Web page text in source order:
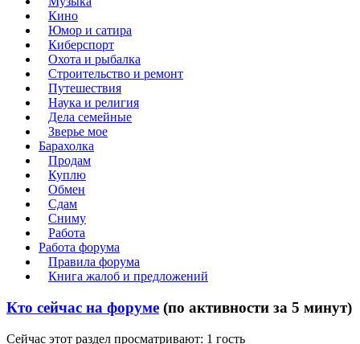
Кино
Юмор и сатира
Киберспорт
Охота и рыбалка
Строительство и ремонт
Путешествия
Наука и религия
Дела семейные
Зверье мое
Барахолка
Продам
Куплю
Обмен
Сдам
Сниму
Работа
Работа форума
Правила форума
Книга жалоб и предложений
Кто сейчас на форуме (по активности за 5 минут)
Сейчас этот раздел просматривают: 1 гость